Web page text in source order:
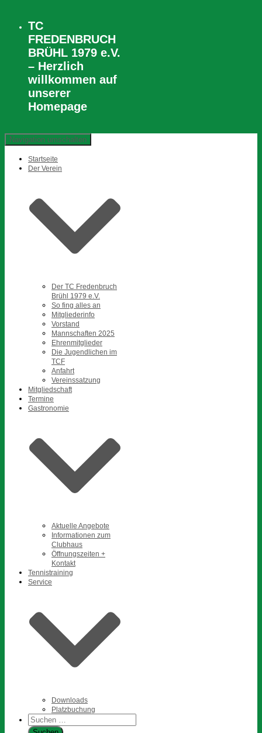
TC
FREDENBRUCH
BRÜHL 1979 e.V.
– Herzlich
willkommen auf
unserer
Homepage
Navigation umschalten
Startseite
Der Verein
Der TC Fredenbruch
Brühl 1979 e.V.
So fing alles an
Mitgliederinfo
Vorstand
Mannschaften 2025
Ehrenmitglieder
Die Jugendlichen im
TCF
Anfahrt
Vereinssatzung
Mitgliedschaft
Termine
Gastronomie
Aktuelle Angebote
Informationen zum
Clubhaus
Öffnungszeiten +
Kontakt
Tennistraining
Service
Downloads
Platzbuchung
Suchen
nach: